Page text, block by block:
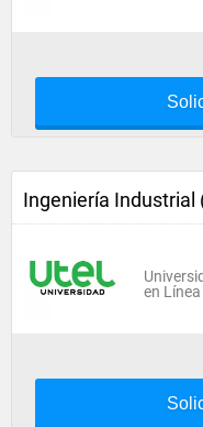
Ingeniería Industrial
en